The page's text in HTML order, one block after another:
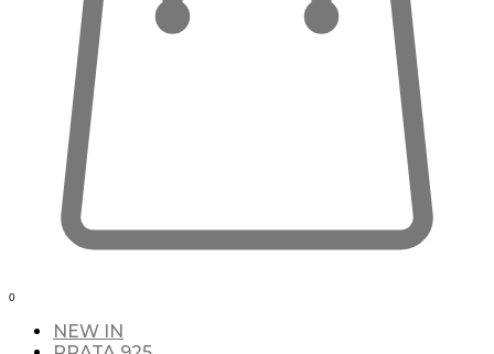
0
NEW IN